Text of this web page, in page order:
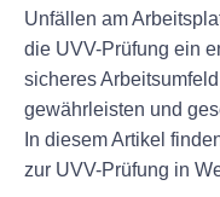
Unfällen am
die UVV-Prüfung ein
sicheres
gewährleisten und
In diesem Artikel
zur UVV-Prüfung in